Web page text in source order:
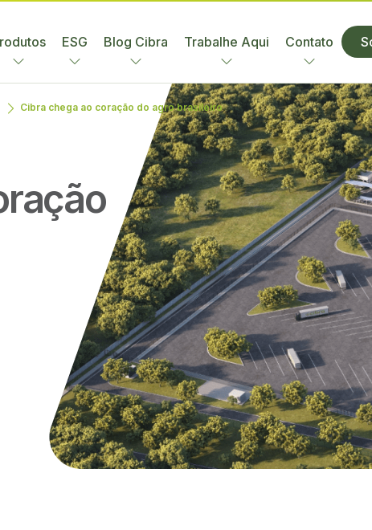
ESG Blog Cibra Trabalhe Aqui Contato
Cibra chega ao coração do agro brasileiro